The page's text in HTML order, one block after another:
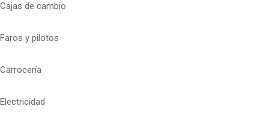
Cajas de cambio
Faros y pilotos
Carrocería
Electricidad